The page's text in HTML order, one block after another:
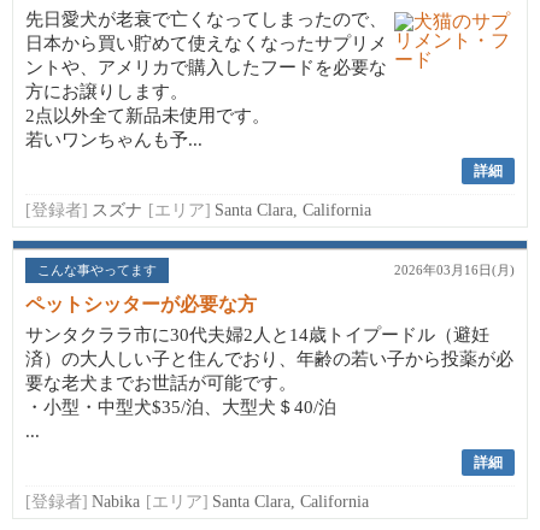
先日愛犬が老衰で亡くなってしまったので、
日本から買い貯めて使えなくなったサプリメ
ントや、アメリカで購入したフードを必要な
方にお譲りします。
2点以外全て新品未使用です。
若いワンちゃんも予...
詳細
[登録者] スズナ [エリア] Santa Clara, California
こんな事やってます 2026年03月16日(月)
ペットシッターが必要な方
サンタクララ市に30代夫婦2人と14歳トイプードル（避妊
済）の大人しい子と住んでおり、年齢の若い子から投薬が必
要な老犬までお世話が可能です。
・小型・中型犬$35/泊、大型犬＄40/泊
...
詳細
[登録者] Nabika [エリア] Santa Clara, California